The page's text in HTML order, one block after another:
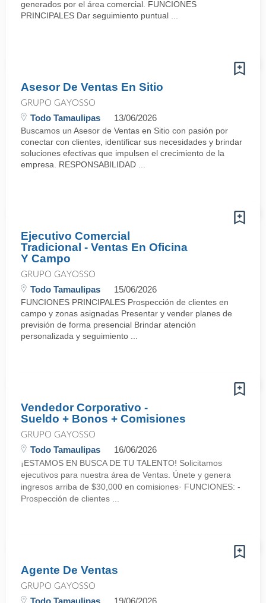
generados por el área comercial. FUNCIONES
PRINCIPALES Dar seguimiento puntual ...
Asesor De Ventas En Sitio
GRUPO GAYOSSO
Todo Tamaulipas 13/06/2026
Buscamos un Asesor de Ventas en Sitio con pasión por
conectar con clientes, identificar sus necesidades y brindar
soluciones efectivas que impulsen el crecimiento de la
empresa. RESPONSABILIDAD ...
Ejecutivo Comercial
Tradicional - Ventas En Oficina
Y Campo
GRUPO GAYOSSO
Todo Tamaulipas 15/06/2026
FUNCIONES PRINCIPALES Prospección de clientes en
campo y zonas asignadas Presentar y vender planes de
previsión de forma presencial Brindar atención
personalizada y seguimiento ...
Vendedor Corporativo -
Sueldo + Bonos + Comisiones
GRUPO GAYOSSO
Todo Tamaulipas 16/06/2026
¡ESTAMOS EN BUSCA DE TU TALENTO! Solicitamos
ejecutivos para nuestra área de Ventas. Únete y genera
ingresos arriba de $30,000 en comisiones· FUNCIONES: -
Prospección de clientes ...
Agente De Ventas
GRUPO GAYOSSO
Todo Tamaulipas 19/06/2026